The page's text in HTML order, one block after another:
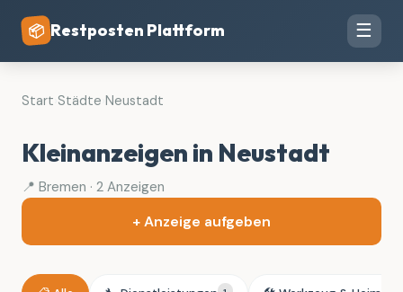
📦 Restposten Plattform ☰
Start Städte Neustadt
Kleinanzeigen in Neustadt
📍 Bremen · 2 Anzeigen
+ Anzeige aufgeben